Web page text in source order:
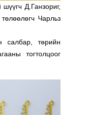
Д.Ганзориг,
Чарльз
салбар, төрийн
тогтолцоог